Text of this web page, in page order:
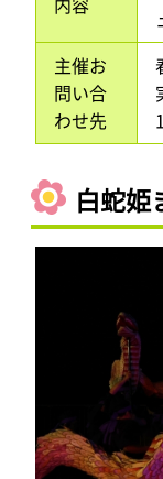
主催お
問い合
わせ先
白蛇姫